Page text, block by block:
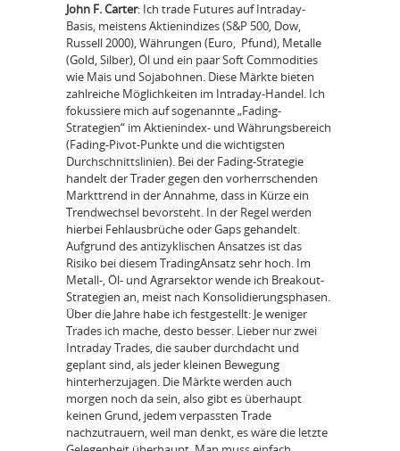
John F. Carter: Ich trade Futures auf Intraday-
Basis, meistens Aktienindizes (S&P 500, Dow,
Russell 2000), Währungen (Euro, Pfund), Metalle
(Gold, Silber), Öl und ein paar Soft Commodities
wie Mais und Sojabohnen. Diese Märkte bieten
zahlreiche Möglichkeiten im Intraday-Handel. Ich
fokussiere mich auf sogenannte „Fading-
Strategien“ im Aktienindex- und Währungsbereich
(Fading-Pivot-Punkte und die wichtigsten
Durchschnittslinien). Bei der Fading-Strategie
handelt der Trader gegen den vorherrschenden
Markttrend in der Annahme, dass in Kürze ein
Trendwechsel bevorsteht. In der Regel werden
hierbei Fehlausbrüche oder Gaps gehandelt.
Aufgrund des antizyklischen Ansatzes ist das
Risiko bei diesem TradingAnsatz sehr hoch. Im
Metall-, Öl- und Agrarsektor wende ich Breakout-
Strategien an, meist nach Konsolidierungsphasen.
Über die Jahre habe ich festgestellt: Je weniger
Trades ich mache, desto besser. Lieber nur zwei
Intraday Trades, die sauber durchdacht und
geplant sind, als jeder kleinen Bewegung
hinterherzujagen. Die Märkte werden auch
morgen noch da sein, also gibt es überhaupt
keinen Grund, jedem verpassten Trade
nachzutrauern, weil man denkt, es wäre die letzte